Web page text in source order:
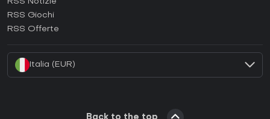
Come attivare una Ubisoft Connect CD Key?
RSS Notizie
RSS Giochi
RSS Offerte
Italia (EUR)